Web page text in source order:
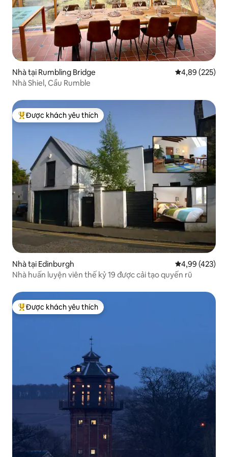
Nhà tại Rumbling Bridge Xếp hạng
4,89 (225)
Nhà Shiel, Cầu Rumble
Được khách yêu thích nhất
Được khách yêu thích
Nhà tại Edinburgh Xếp hạng
4,99 (423)
Nhà huấn luyện viên thế kỷ 19 được cải tạo quyến rũ
Được khách yêu thích nhất
Được khách yêu thích